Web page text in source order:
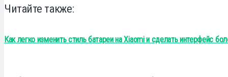
Читайте также:
Как легко изменить стиль батареи на Xiaomi и сделать интерфейс